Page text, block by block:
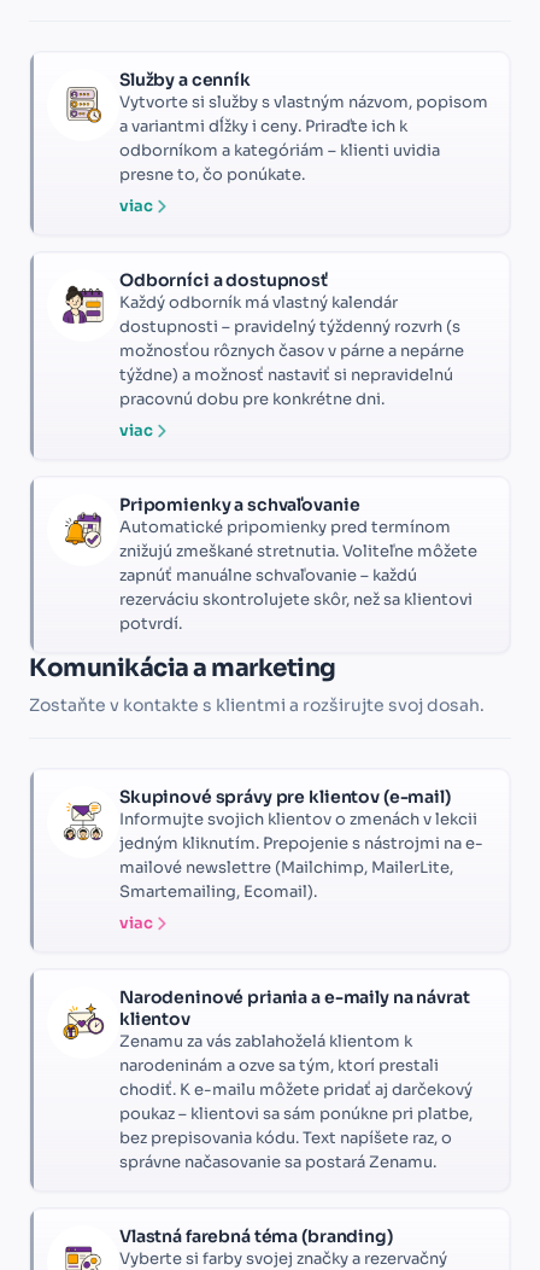
Služby a cenník
Vytvorte si služby s vlastným názvom, popisom
a variantmi dĺžky i ceny. Priraďte ich k
odborníkom a kategóriám – klienti uvidia
presne to, čo ponúkate.
viac
Odborníci a dostupnosť
Každý odborník má vlastný kalendár
dostupnosti – pravidelný týždenný rozvrh (s
možnosťou rôznych časov v párne a nepárne
týždne) a možnosť nastaviť si nepravidelnú
pracovnú dobu pre konkrétne dni.
viac
Pripomienky a schvaľovanie
Automatické pripomienky pred termínom
znižujú zmeškané stretnutia. Voliteľne môžete
zapnúť manuálne schvaľovanie – každú
rezerváciu skontrolujete skôr, než sa klientovi
potvrdí.
Komunikácia a marketing
Zostaňte v kontakte s klientmi a rozširujte svoj dosah.
Skupinové správy pre klientov (e-mail)
Informujte svojich klientov o zmenách v lekcii
jedným kliknutím. Prepojenie s nástrojmi na e-
mailové newslettre (Mailchimp, MailerLite,
Smartemailing, Ecomail).
viac
Narodeninové priania a e-maily na návrat
klientov
Zenamu za vás zablahoželá klientom k
narodeninám a ozve sa tým, ktorí prestali
chodiť. K e-mailu môžete pridať aj darčekový
poukaz – klientovi sa sám ponúkne pri platbe,
bez prepisovania kódu. Text napíšete raz, o
správne načasovanie sa postará Zenamu.
Vlastná farebná téma (branding)
Vyberte si farby svojej značky a rezervačný